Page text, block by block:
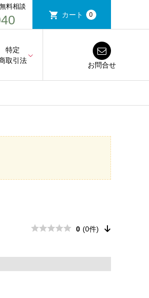
料相談
カート 0
特定
取引法
お問合せ
0 (0件)